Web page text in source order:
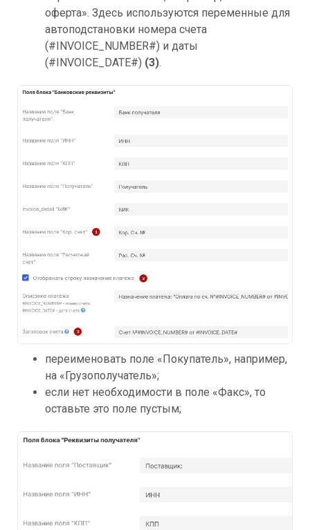
оферта». Здесь используются переменные для
автоподстановки номера счета
(#INVOICE_NUMBER#) и даты
(#INVOICE_DATE#) (3).
переименовать поле «Покупатель», например,
на «Грузополучатель»;
если нет необходимости в поле «Факс», то
оставьте это поле пустым;